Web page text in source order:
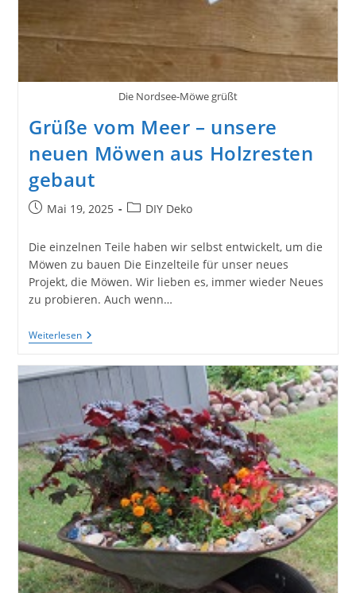
Die Nordsee-Möwe grüßt
Grüße vom Meer – unsere
neuen Möwen aus Holzresten
gebaut
BeitragMai 19, 2025
Beitrags-
DIY Deko
Die einzelnen Teile haben wir selbst entwickelt, um die
Möwen zu bauen Die Einzelteile für unser neues
Projekt, die Möwen. Wir lieben es, immer wieder Neues
zu probieren. Auch wenn…
WeiterlesenGrüße
Vom
–
Unsere
Neuen
Möwen
Aus
Holzresten
Gebaut